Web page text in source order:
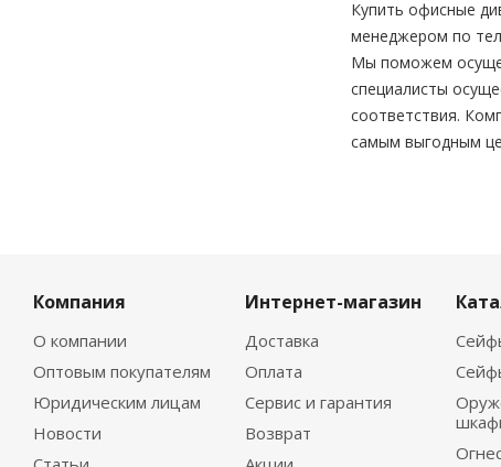
Купить офисные
менеджером по
Мы поможем
специалисты
соответствия.
самым выгодным
Компания
О компании
Оптовым покупателям
Юридическим лицам
Новости
Интернет-магазин
Доставка
Оплата
Сервис и гарантия
Возврат